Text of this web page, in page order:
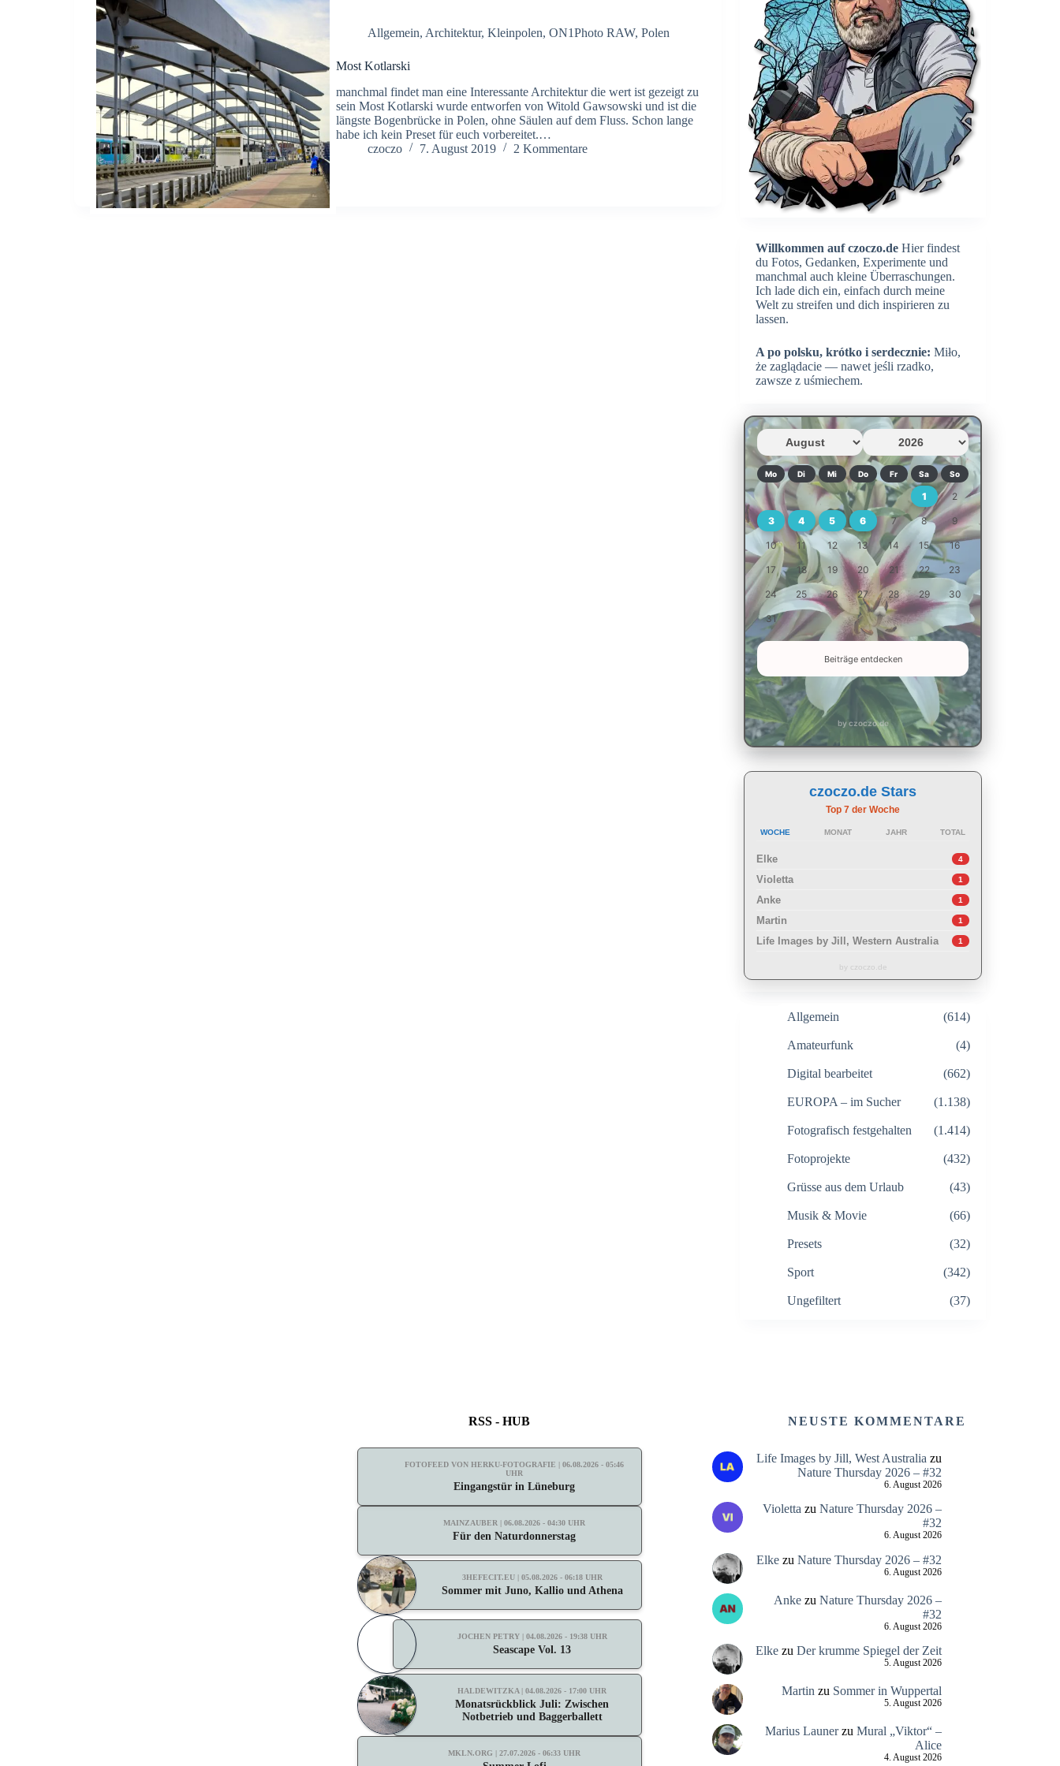
Allgemein, Architektur,Kleinpolen,ON1Photo RAW,Polen
Most Kotlarski
manchmal findet man eine Interessante Architektur die wert ist gezeigt zu
sein Most Kotlarski wurde entworfen von Witold Gawsowski und ist die
längste Bogenbrücke in Polen, ohne Säulen auf dem Fluss. Schon lange
habe ich kein Preset für euch vorbereitet.…
czoczo
7. August 2019 2 Kommentare
Willkommen auf czoczo.de Hier findest
du Fotos, Gedanken, Experimente und
manchmal auch kleine Überraschungen.
Ich lade dich ein, einfach durch meine
Welt zu streifen und dich inspirieren zu
lassen.
A po polsku, krótko i serdecznie: Miło,
że zaglądacie — nawet jeśli rzadko,
zawsze z uśmiechem.
Mo Di Mi Do Fr Sa So
1 2
3 4 5 6 7 8 9
10 11 12 13 14 15 16
17 18 19 20 21 22 23
24 25 26 27 28 29 30
31
Beiträge entdecken
by czoczo.de
czoczo.de Stars
Top 7 der Woche
WOCHE MONAT JAHR TOTAL
Elke 4
Violetta 1
Anke 1
Martin 1
Life Images by Jill, Western Australia 1
by czoczo.de
Allgemein (614)
Amateurfunk (4)
Digital bearbeitet (662)
EUROPA – im Sucher (1.138)
Fotografisch festgehalten (1.414)
Fotoprojekte (432)
Grüsse aus dem Urlaub (43)
Musik & Movie (66)
Presets (32)
Sport (342)
Ungefiltert (37)
RSS - HUB
FOTOFEED VON HERKU-FOTOGRAFIE | 06.08.2026 - 05:46
UHR
Eingangstür in Lüneburg
MAINZAUBER | 06.08.2026 - 04:30 UHR
Für den Naturdonnerstag
3HEFECIT.EU | 05.08.2026 - 06:18 UHR
Sommer mit Juno, Kallio und Athena
JOCHEN PETRY | 04.08.2026 - 19:38 UHR
Seascape Vol. 13
HALDEWITZKA | 04.08.2026 - 17:00 UHR
Monatsrückblick Juli: Zwischen
Notbetrieb und Baggerballett
MKLN.ORG | 27.07.2026 - 06:33 UHR
NEUSTE KOMMENTARE
Life Images by Jill, West Australia zu
Nature Thursday 2026 – #32
6. August 2026
Violetta zu Nature Thursday 2026 –
#32
6. August 2026
Elkezu Nature Thursday 2026 – #32
6. August 2026
Ankezu Nature Thursday 2026 –
#32
6. August 2026
Elkezu Der krumme Spiegel der Zeit
5. August 2026
Martin zu Sommer in Wuppertal
5. August 2026
Marius Launerzu Mural „Viktor“ –
Alice
4. August 2026